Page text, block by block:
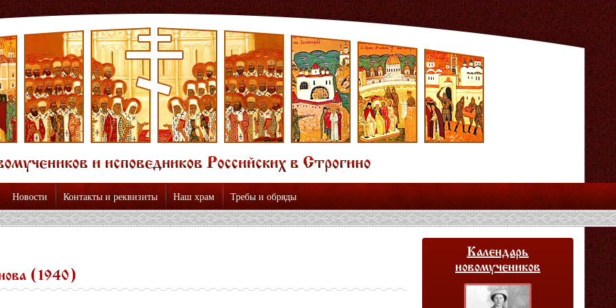
Новости Контакты и реквизиты Наш храм Требы и обряды
(1940)
Календарь
новомучеников